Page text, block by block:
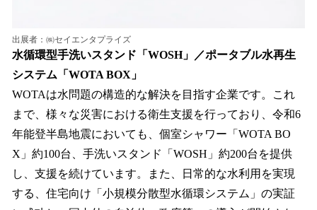
出展者：㈱セイエンタプライズ
水循環型手洗いスタンド「WOSH」／ポータブル水再生
システム「WOTA BOX」
WOTAは水問題の構造的な解決を目指す企業です。これ
まで、様々な災害における衛生支援を行っており、令和6
年能登半島地震においても、個室シャワー「WOTA BO
X」約100台、手洗いスタンド「WOSH」約200台を提供
し、支援を続けています。また、日常的な水利用を実現
する、住宅向け「小規模分散型水循環システム」の実証